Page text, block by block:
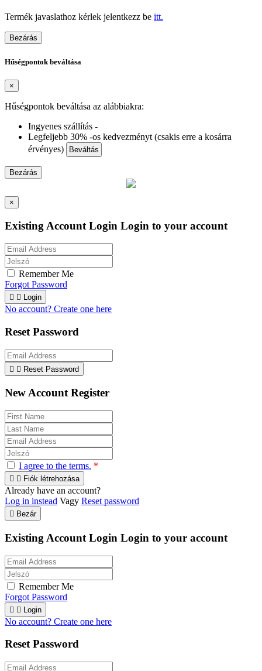
Termék javaslathoz kérlek jelentkezz be itt.
Bezárás
Hűségpontok beváltása
×
Hűségpontok beváltása az alábbiakra:
Ingyenes szállítás -
Legfeljebb 30% -os kedvezményt (csakis erre a kosárra
érvényes)
Beváltás
Bezárás
×
Existing Account Login Login to your account
Remember Me
Forgot Password
  Login
No account? Create one here
Reset Password
  Reset Password
New Account Register
I agree to the terms. *
  Fiók létrehozása
Already have an account?
Log in instead Vagy Reset password
 Bezár
Existing Account Login Login to your account
Remember Me
Forgot Password
  Login
No account? Create one here
Reset Password